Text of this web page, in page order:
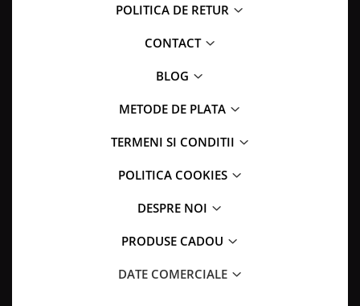
POLITICA DE RETUR
CONTACT
BLOG
METODE DE PLATA
TERMENI SI CONDITII
POLITICA COOKIES
DESPRE NOI
PRODUSE CADOU
DATE COMERCIALE